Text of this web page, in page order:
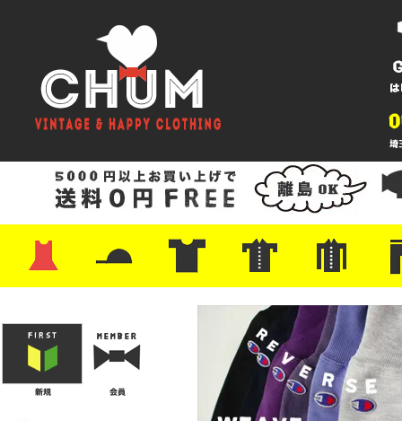
・レザーシューズ/スニーカー
・プリントTシャツ
・バンド/ツアー
・キャラクター
・Nike/adidas/スポーツ
・チャンピオン
・サーフ/スケート
・ボーダー/総柄/無地
・フットボール/リンガー
・タンクトップ/NBA・ポロシャツ
・半袖シャツ
・アロハ/サーフ/ボーリング
・ラルフ/ブランド
・無地/チェック/ストラ
・ワーク/ミリタリー/ウ
・ネル/ウール ・ショ
・アウ
・ジー
・
・ミリ
・コー
・コッ
・オー
・ジャ
ン